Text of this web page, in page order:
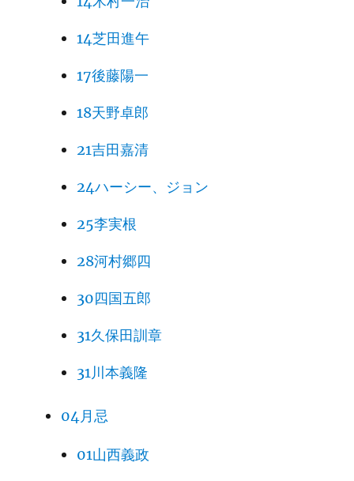
14芝田進午
17後藤陽一
18天野卓郎
21吉田嘉清
24ハーシー、ジョン
25李実根
28河村郷四
30四国五郎
31久保田訓章
31川本義隆
04月忌
01山西義政